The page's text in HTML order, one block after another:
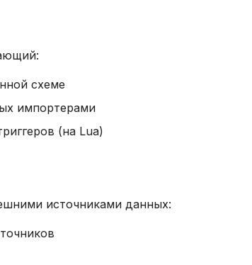
схеме
импортерами
(на Lua)
источниками данных: